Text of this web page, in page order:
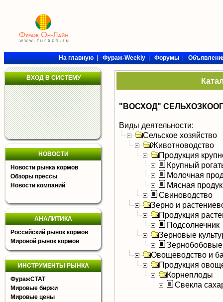
На главную|Фураж-Weekly|Форумы|
ВХОД В СИСТЕМУ
НОВОСТИ
Новости рынка кормов
Обзоры прессы
Новости компаний
АНАЛИТИКА
Российский рынок кормов
Мировой рынок кормов
ИНСТРУМЕНТЫ РЫНКА
ФуражСТАТ
Мировые биржи
Мировые цены
"ВОСХОД"
Виды деятельности:
Сельское хозяйство
Животноводство
Продукция
Крупный
Молочная
Мясная
Свиноводство
Зерно и
Продукция
Подсолнечник
Зерновые
Зернобобовые
Овощеводство и
Продукция
Корнеплоды
Свекла